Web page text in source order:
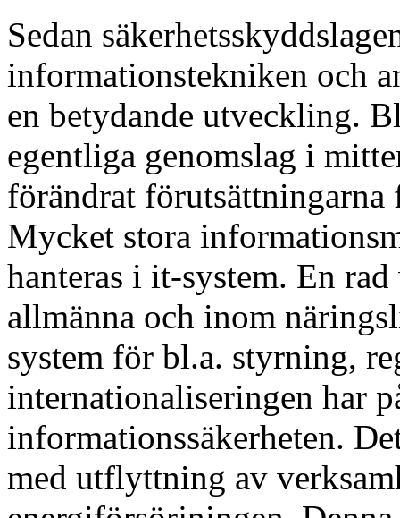
Sedan
informationstekniken och
en betydande utveckling.
egentliga genomslag i
förändrat förutsättningarna
Mycket stora
hanteras i it-system. En
allmänna och inom
system för bl.a. styrning,
internationaliseringen har
informationssäkerheten.
med utflyttning av